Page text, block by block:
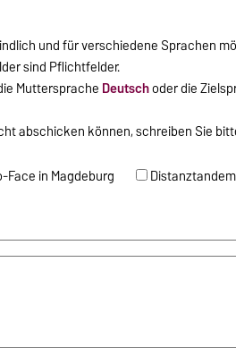
und für verschiedene Sprachen
sind Pflichtfelder.
Muttersprache Deutschoder die
abschicken können, schreiben Sie
Face in Magdeburg